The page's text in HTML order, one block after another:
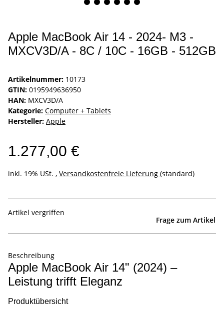
Apple MacBook Air 14 - 2024- M3 -
MXCV3D/A - 8C / 10C - 16GB - 512GB
Artikelnummer: 10173
GTIN: 0195949636950
HAN: MXCV3D/A
Kategorie: Computer + Tablets
Hersteller: Apple
1.277,00 €
inkl. 19% USt. , Versandkostenfreie Lieferung (standard)
Artikel vergriffen
Frage zum Artikel
Beschreibung
Apple MacBook Air 14" (2024) –
Leistung trifft Eleganz
Produktübersicht